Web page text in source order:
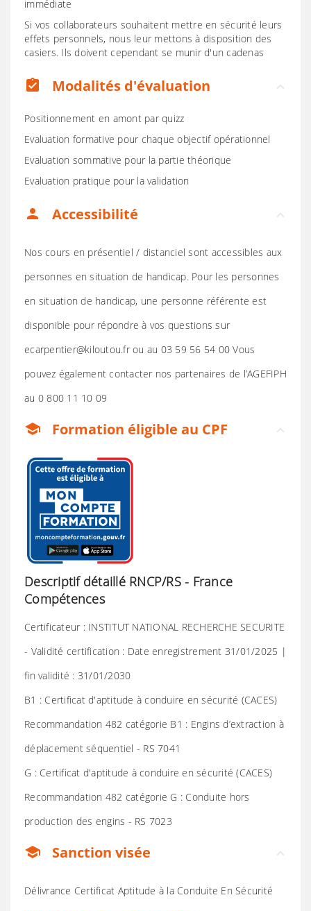
immédiate
Si vos collaborateurs souhaitent mettre en sécurité leurs
effets personnels, nous leur mettons à disposition des
casiers. Ils doivent cependant se munir d'un cadenas
assignment_turned_in Modalités d'évaluation
Positionnement en amont par quizz
Evaluation formative pour chaque objectif opérationnel
Evaluation sommative pour la partie théorique
Evaluation pratique pour la validation
person Accessibilité
Nos cours en présentiel / distanciel sont accessibles aux
personnes en situation de handicap. Pour les personnes
en situation de handicap, une personne référente est
disponible pour répondre à vos questions sur
ecarpentier@kiloutou.fr ou au 03 59 56 54 00 Vous
pouvez également contacter nos partenaires de l’AGEFIPH
au 0 800 11 10 09
school Formation éligible au CPF
Descriptif détaillé RNCP/RS - France
Compétences
Certificateur : INSTITUT NATIONAL RECHERCHE SECURITE
- Validité certification : Date enregistrement 31/01/2025 |
fin validité : 31/01/2030
B1 : Certificat d'aptitude à conduire en sécurité (CACES)
Recommandation 482 catégorie B1 : Engins d’extraction à
déplacement séquentiel - RS 7041
G : Certificat d'aptitude à conduire en sécurité (CACES)
Recommandation 482 catégorie G : Conduite hors
production des engins - RS 7023
school Sanction visée
Délivrance Certificat Aptitude à la Conduite En Sécurité